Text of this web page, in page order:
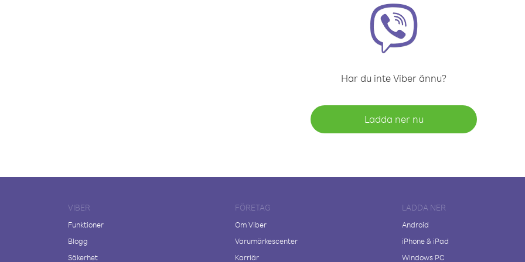
Har du inte Viber ännu?
Ladda ner nu
VIBER
Funktioner
Blogg
Säkerhet
FÖRETAG
Om Viber
Varumärkescenter
Karriär
LADDA NER
Android
iPhone & iPad
Windows PC